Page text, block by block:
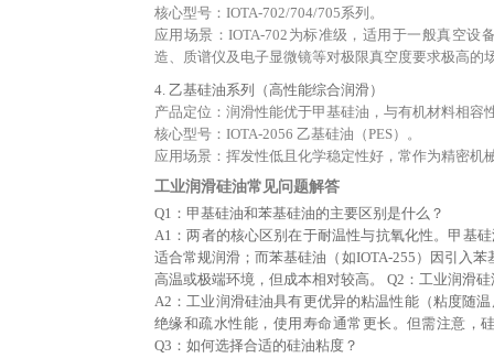
核心型号：IOTA-702/704/705系列。
应用场景：IOTA-702为标准级，适用于一般真空设
造、质谱仪及电子显微镜等对极限真空度要求极高的
4. 乙基硅油系列（高性能综合润滑）
产品定位：润滑性能优于甲基硅油，与有机材料相容
核心型号：IOTA-2056 乙基硅油（PES）。
应用场景：挥发性低且化学稳定性好，常作为精密
工业润滑硅油常见问题解答
Q1：甲基硅油和苯基硅油的主要区别是什么？
A1：两者的核心区别在于耐温性与抗氧化性。甲基
适合常规润滑；而苯基硅油（如IOTA-255）因引入
高温或极端环境，但成本相对较高。 Q2：工业润滑
A2：工业润滑硅油具有更优异的粘温性能（粘度随
绝缘和疏水性能，使用寿命通常更长。但需注意，
Q3：如何选择合适的硅油粘度？